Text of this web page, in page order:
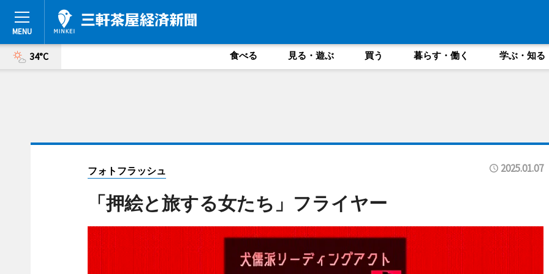
34°C 食べる 見る・遊ぶ 買う 暮らす・働く 学ぶ・知る
フォトフラッシュ 2025.01.07
「押絵と旅する女たち」フライヤー